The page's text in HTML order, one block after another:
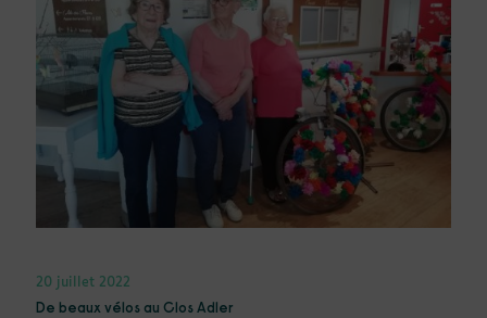
20 juillet 2022
De beaux vélos au Clos Adler